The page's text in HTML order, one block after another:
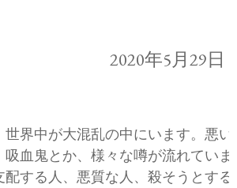
2020年5月29日
界中が大混乱の中にいます。悪い
血鬼とか、様々な噂が流れていま
する人、悪質な人、殺そうとする